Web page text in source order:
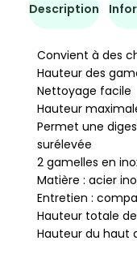
Description
Convient à des
Hauteur des
Nettoyage facile
Hauteur
Permet une
surélevée
2 gamelles en
Matière : acier
Entretien :
Hauteur totale
Hauteur du haut